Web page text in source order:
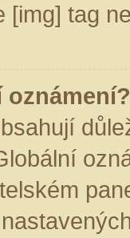
[img] tag
oznámení?